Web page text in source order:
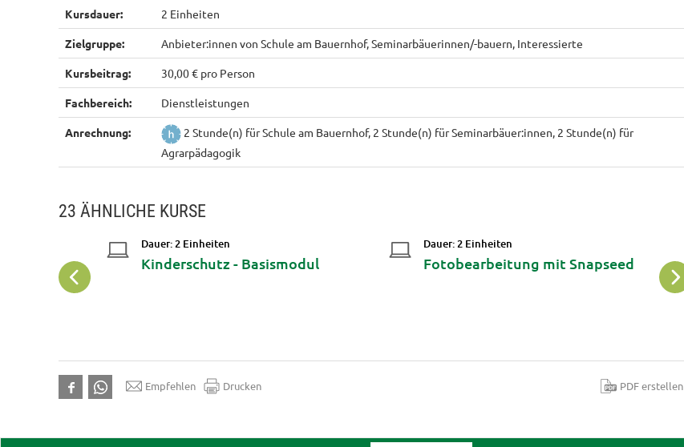
Kursdauer: 2 Einheiten
Zielgruppe: Anbieter:innen von Schule am Bauernhof, Seminarbäuerinnen/-bauern, Interessierte
Kursbeitrag: 30,00 € pro Person
Fachbereich: Dienstleistungen
Anrechnung:
2 Stunde(n) für Schule am Bauernhof, 2 Stunde(n) für Seminarbäuer:innen, 2 Stunde(n) für
Agrarpädagogik
23 ÄHNLICHE KURSE
Dauer: 2 Einheiten
Kinderschutz - Basismodul
Dauer: 2 Einheiten
Fotobearbeitung mit Snapseed
Empfehlen Drucken PDF erstellen